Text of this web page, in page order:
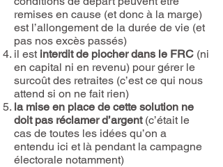
remises en cause (et donc à la marge)
est l’allongement de la durée de vie (et
pas nos excès passés)
il est interdit de piocher dans le FRC (ni
en capital ni en revenu) pour gérer le
surcoût des retraites (c’est ce qui nous
attend si on ne fait rien)
la mise en place de cette solution ne
doit pas réclamer d’argent(c’était le
cas de toutes les idées qu’on a
entendu ici et là pendant la campagne
électorale notamment)